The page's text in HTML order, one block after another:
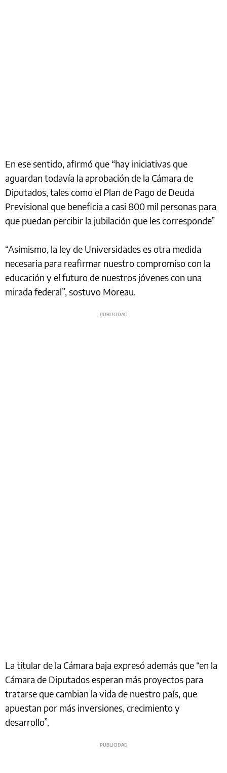
En ese sentido, afirmó que “hay iniciativas que
aguardan todavía la aprobación de la Cámara de
Diputados, tales como el Plan de Pago de Deuda
Previsional que beneficia a casi 800 mil personas para
que puedan percibir la jubilación que les corresponde”
“Asimismo, la ley de Universidades es otra medida
necesaria para reafirmar nuestro compromiso con la
educación y el futuro de nuestros jóvenes con una
mirada federal”, sostuvo Moreau.
La titular de la Cámara baja expresó además que “en la
Cámara de Diputados esperan más proyectos para
tratarse que cambian la vida de nuestro país, que
apuestan por más inversiones, crecimiento y
desarrollo”.